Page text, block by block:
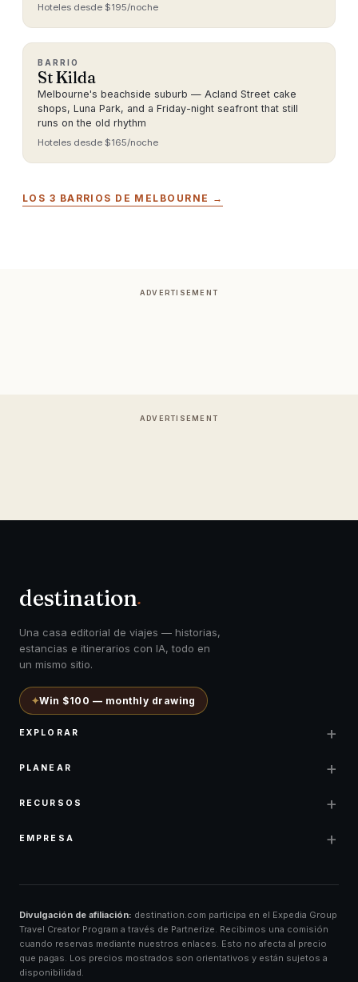
Hoteles desde $195/noche
BARRIO
St Kilda
Melbourne's beachside suburb — Acland Street cake
shops, Luna Park, and a Friday-night seafront that still
runs on the old rhythm
Hoteles desde $165/noche
LOS 3 BARRIOS DE MELBOURNE →
ADVERTISEMENT
ADVERTISEMENT
destination.
Una casa editorial de viajes — historias,
estancias e itinerarios con IA, todo en
un mismo sitio.
✦Win $100 — monthly drawing
EXPLORAR +
PLANEAR +
RECURSOS +
EMPRESA +
Divulgación de afiliación: destination.com participa en el Expedia Group
Travel Creator Program a través de Partnerize. Recibimos una comisión
cuando reservas mediante nuestros enlaces. Esto no afecta al precio
que pagas. Los precios mostrados son orientativos y están sujetos a
disponibilidad.